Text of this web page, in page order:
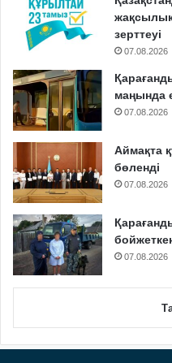
жақсылық
зерттеуі
07.08.2026
маңында
07.08.2026
Аймақта
бөленді
07.08.2026
07.08.2026